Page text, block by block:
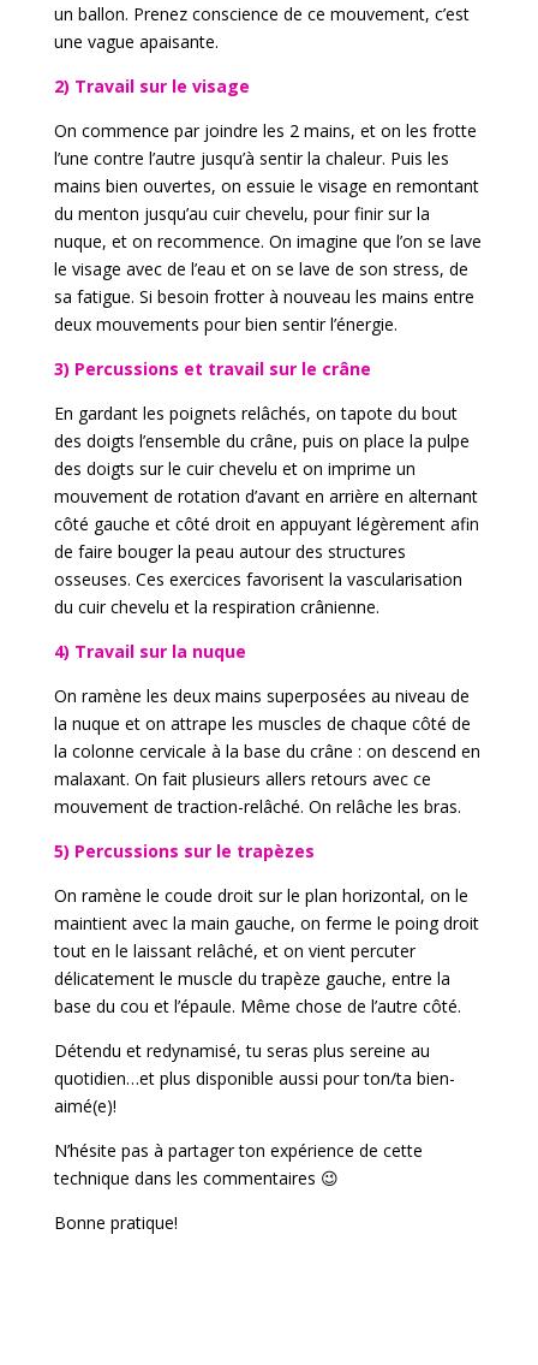
un ballon. Prenez conscience de ce mouvement, c’est
une vague apaisante.
2) Travail sur le visage
On commence par joindre les 2 mains, et on les frotte
l’une contre l’autre jusqu’à sentir la chaleur. Puis les
mains bien ouvertes, on essuie le visage en remontant
du menton jusqu’au cuir chevelu, pour finir sur la
nuque, et on recommence. On imagine que l’on se lave
le visage avec de l’eau et on se lave de son stress, de
sa fatigue. Si besoin frotter à nouveau les mains entre
deux mouvements pour bien sentir l’énergie.
3) Percussions et travail sur le crâne
En gardant les poignets relâchés, on tapote du bout
des doigts l’ensemble du crâne, puis on place la pulpe
des doigts sur le cuir chevelu et on imprime un
mouvement de rotation d’avant en arrière en alternant
côté gauche et côté droit en appuyant légèrement afin
de faire bouger la peau autour des structures
osseuses. Ces exercices favorisent la vascularisation
du cuir chevelu et la respiration crânienne.
4) Travail sur la nuque
On ramène les deux mains superposées au niveau de
la nuque et on attrape les muscles de chaque côté de
la colonne cervicale à la base du crâne : on descend en
malaxant. On fait plusieurs allers retours avec ce
mouvement de traction-relâché. On relâche les bras.
5) Percussions sur le trapèzes
On ramène le coude droit sur le plan horizontal, on le
maintient avec la main gauche, on ferme le poing droit
tout en le laissant relâché, et on vient percuter
délicatement le muscle du trapèze gauche, entre la
base du cou et l’épaule. Même chose de l’autre côté.
Détendu et redynamisé, tu seras plus sereine au
quotidien…et plus disponible aussi pour ton/ta bien-
aimé(e)!
N’hésite pas à partager ton expérience de cette
technique dans les commentaires 😉
Bonne pratique!